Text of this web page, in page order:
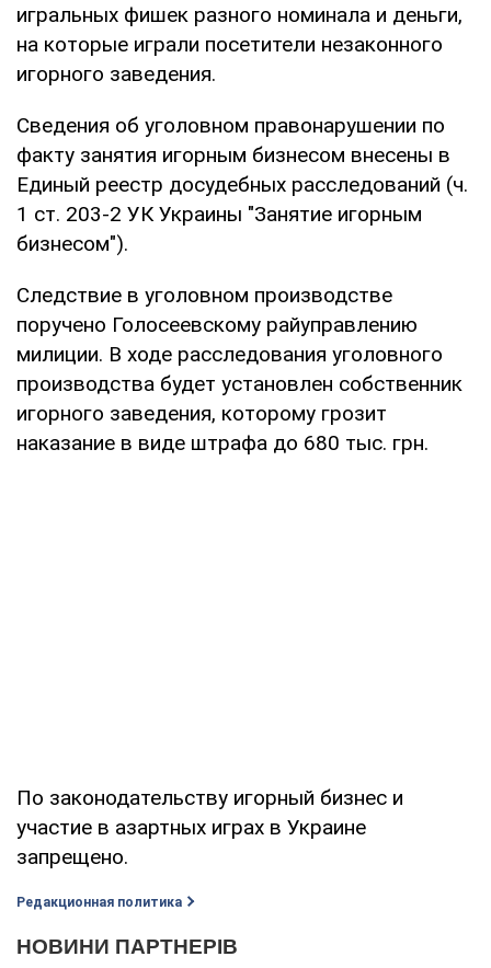
игральных фишек разного номинала и деньги,
на которые играли посетители незаконного
игорного заведения.
Сведения об уголовном правонарушении по
факту занятия игорным бизнесом внесены в
Единый реестр досудебных расследований (ч.
1 ст. 203-2 УК Украины "Занятие игорным
бизнесом").
Следствие в уголовном производстве
поручено Голосеевскому райуправлению
милиции. В ходе расследования уголовного
производства будет установлен собственник
игорного заведения, которому грозит
наказание в виде штрафа до 680 тыс. грн.
По законодательству игорный бизнес и
участие в азартных играх в Украине
запрещено.
Редакционная политика